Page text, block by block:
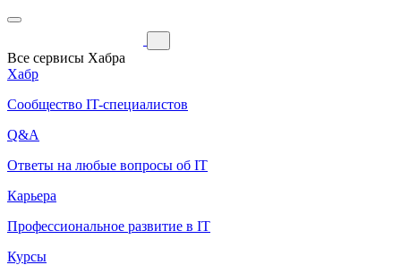
Все сервисы Хабра
Хабр
Сообщество IT-специалистов
Q&A
Ответы на любые вопросы об IT
Карьера
Профессиональное развитие в IT
Курсы